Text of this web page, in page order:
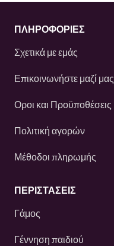
ΠΛΗΡΟΦΟΡΙΕΣ
Σχετικά με εμάς
Επικοινωνήστε μαζί μας
Οροι και Προϋποθέσεις
Πολιτική αγορών
Μέθοδοι πληρωμής
ΠΕΡΙΣΤΆΣΕΙΣ
Γάμος
Γέννηση παιδιού